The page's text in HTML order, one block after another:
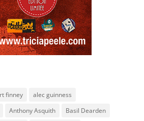
finney
alec guinness
Anthony Asquith
Basil Dearden